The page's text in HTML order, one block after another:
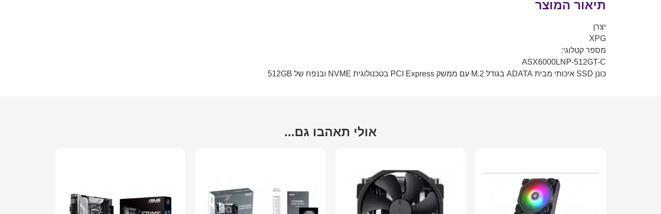
תיאור המוצר
יצרן
XPG
מספר קטלוגי:
ASX6000LNP-512GT-C
כונן SSD איכותי מבית ADATA בגודל M.2 עם ממשק PCI Express בטכנולוגית NVME ובנפח של 512GB
אולי תאהבו גם...